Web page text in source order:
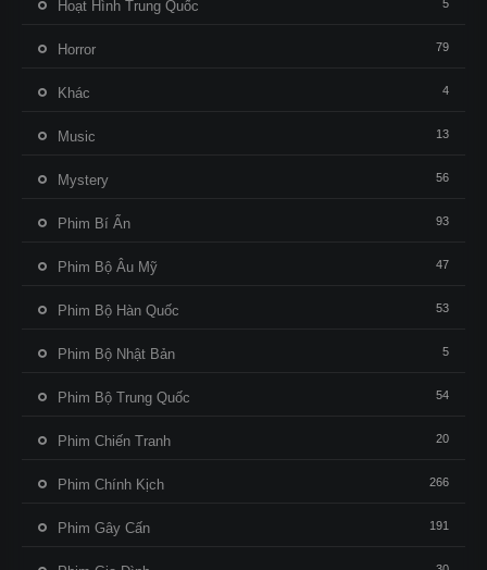
Hoạt Hình Trung Quốc 5
Horror 79
Khác 4
Music 13
Mystery 56
Phim Bí Ẩn 93
Phim Bộ Âu Mỹ 47
Phim Bộ Hàn Quốc 53
Phim Bộ Nhật Bản 5
Phim Bộ Trung Quốc 54
Phim Chiến Tranh 20
Phim Chính Kịch 266
Phim Gây Cấn 191